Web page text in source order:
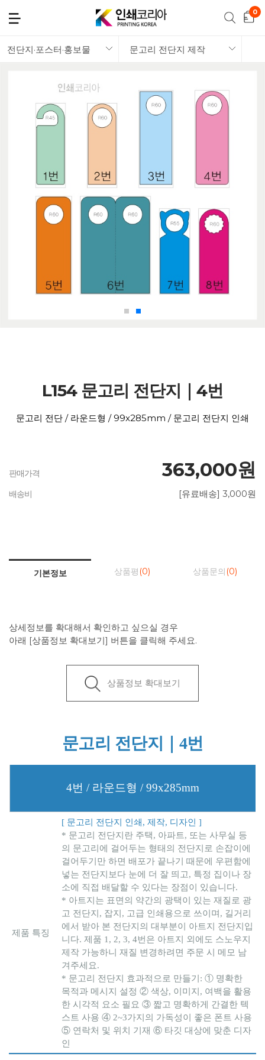
전단지·포스터·홍보물 문고리 전단지 제작
L154 문고리 전단지｜4번
문고리 전단 / 라운드형 / 99x285mm / 문고리 전단지 인쇄
판매가격 363,000원
배송비 [유료배송] 3,000원
기본정보 상품평 (0) 상품문의 (0)
상세정보를 확대해서 확인하고 싶으실 경우
아래 [상품정보 확대보기] 버튼을 클릭해 주세요.
상품정보 확대보기
문고리 전단지｜4번
4번 / 라운드형 / 99x285mm
제품 특징
[ 문고리 전단지 인쇄, 제작, 디자인 ]
* 문고리 전단지란 주택, 아파트, 또는 사무실 등
의 문고리에 걸어두는 형태의 전단지로 손잡이에
걸어두기만 하면 배포가 끝나기 때문에 우편함에
넣는 전단지보다 눈에 더 잘 띄고, 특정 집이나 장
소에 직접 배달할 수 있다는 장점이 있습니다.
* 아트지는 표면의 약간의 광택이 있는 재질로 광
고 전단지, 잡지, 고급 인쇄용으로 쓰이며, 길거리
에서 받아 본 전단지의 대부분이 아트지 전단지입
니다. 제품 1, 2, 3, 4번은 아트지 외에도 스노우지
제작 가능하니 재질 변경하려면 주문 시 메모 남
겨주세요.
* 문고리 전단지 효과적으로 만들기: ① 명확한
목적과 메시지 설정 ② 색상, 이미지, 여백을 활용
한 시각적 요소 필요 ③ 짧고 명확하게 간결한 텍
스트 사용 ④ 2~3가지의 가독성이 좋은 폰트 사용
⑤ 연락처 및 위치 기재 ⑥ 타깃 대상에 맞춘 디자
인